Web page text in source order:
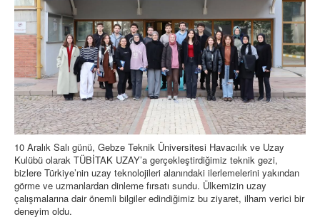
10 Aralık Salı günü, Gebze Teknik Üniversitesi Havacılık ve Uzay
Kulübü olarak TÜBİTAK UZAY’a gerçekleştirdiğimiz teknik gezi,
bizlere Türkiye’nin uzay teknolojileri alanındaki ilerlemelerini yakından
görme ve uzmanlardan dinleme fırsatı sundu. Ülkemizin uzay
çalışmalarına dair önemli bilgiler edindiğimiz bu ziyaret, ilham verici bir
deneyim oldu.